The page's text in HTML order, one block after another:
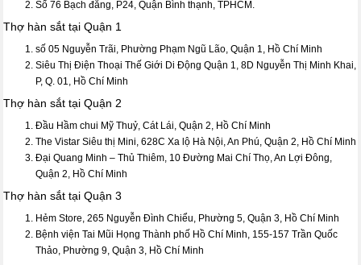
Số 76 Bạch đằng, P24, Quận Bình thạnh, TPHCM.
Thợ hàn sắt tại Quận 1
số 05 Nguyễn Trãi, Phường Phạm Ngũ Lão, Quận 1, Hồ Chí Minh
Siêu Thị Điện Thoại Thế Giới Di Động Quận 1, 8D Nguyễn Thị Minh Khai,
P, Q. 01, Hồ Chí Minh
Thợ hàn sắt tại Quận 2
Đầu Hầm chui Mỹ Thuỷ, Cát Lái, Quận 2, Hồ Chí Minh
The Vistar Siêu thị Mini, 628C Xa lộ Hà Nội, An Phú, Quận 2, Hồ Chí Minh
Đại Quang Minh – Thủ Thiêm, 10 Đường Mai Chí Thọ, An Lợi Đông,
Quận 2, Hồ Chí Minh
Thợ hàn sắt tại Quận 3
Hẻm Store, 265 Nguyễn Đình Chiểu, Phường 5, Quận 3, Hồ Chí Minh
Bệnh viện Tai Mũi Họng Thành phố Hồ Chí Minh, 155-157 Trần Quốc
Thảo, Phường 9, Quận 3, Hồ Chí Minh